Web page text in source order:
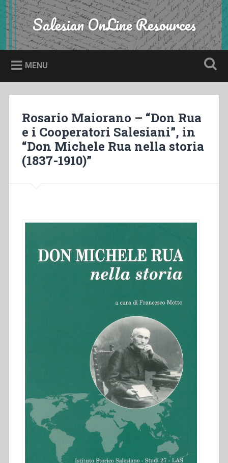
Skip
to
content
Search Salesian OnLine Resources
MENU
Rosario Maiorano – “Don Rua
e i Cooperatori Salesiani”, in
“Don Michele Rua nella storia
(1837-1910)”